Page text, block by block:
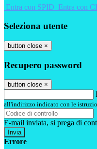
Entra con SPID Entra con
Seleziona utente
button close ×
Recupero password
button close ×
all'indirizzo indicato con le
E-mail inviata, si prega di
Errore